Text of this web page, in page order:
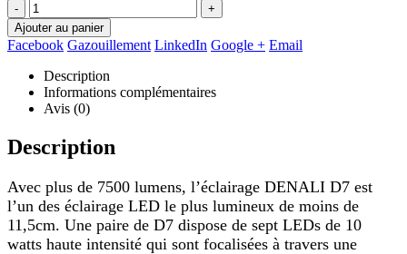
-
+
Ajouter au panier
Facebook Gazouillement LinkedIn Google + Email
Description
Informations complémentaires
Avis (0)
Description
Avec plus de 7500 lumens, l’éclairage DENALI D7 est
l’un des éclairage LED le plus lumineux de moins de
11,5cm. Une paire de D7 dispose de sept LEDs de 10
watts haute intensité qui sont focalisées à travers une